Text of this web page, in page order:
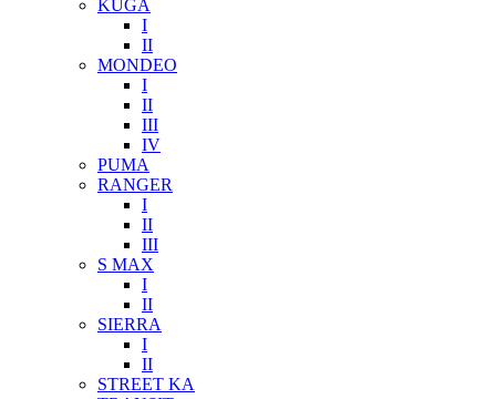
KUGA
I
II
MONDEO
I
II
III
IV
PUMA
RANGER
I
II
III
S MAX
I
II
SIERRA
I
II
STREET KA